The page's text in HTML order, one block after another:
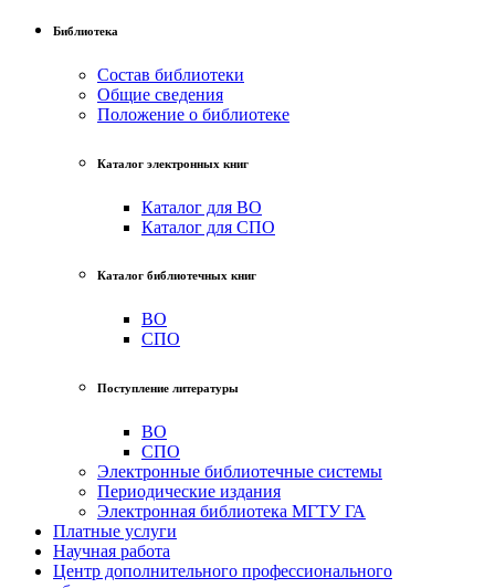
Библиотека
Состав библиотеки
Общие сведения
Положение о библиотеке
Каталог электронных книг
Каталог для ВО
Каталог для СПО
Каталог библиотечных книг
ВО
СПО
Поступление литературы
ВО
СПО
Электронные библиотечные системы
Периодические издания
Электронная библиотека МГТУ ГА
Платные услуги
Научная работа
Центр дополнительного профессионального